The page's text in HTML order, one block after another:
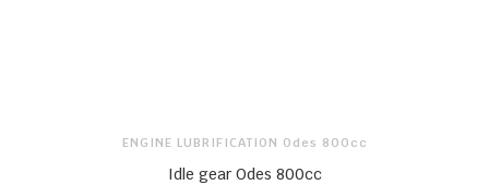
ENGINE LUBRIFICATION Odes 800cc
Idle gear Odes 800cc